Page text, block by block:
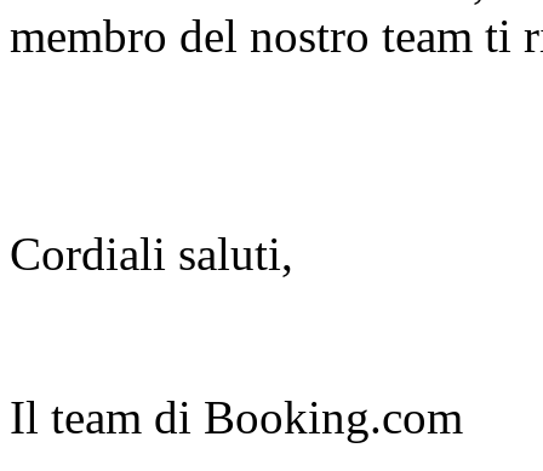
membro del nostro team ti
Cordiali saluti,
Il team di Booking.com